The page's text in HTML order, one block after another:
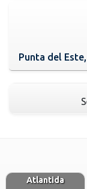
Punta del
Atlantida